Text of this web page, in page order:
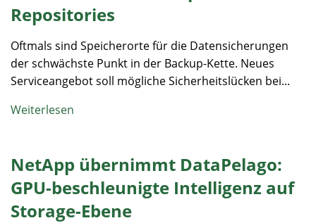
Repositories
Oftmals sind Speicherorte für die Datensicherungen
der schwächste Punkt in der Backup-Kette. Neues
Serviceangebot soll mögliche Sicherheitslücken bei...
Weiterlesen
NetApp übernimmt DataPelago:
GPU-beschleunigte Intelligenz auf
Storage-Ebene